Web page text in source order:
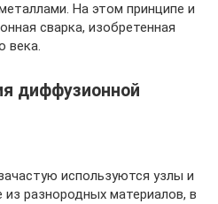
На этом принципе и
сварка, изобретенная
века.
диффузионной
используются узлы и
разнородных материалов, в